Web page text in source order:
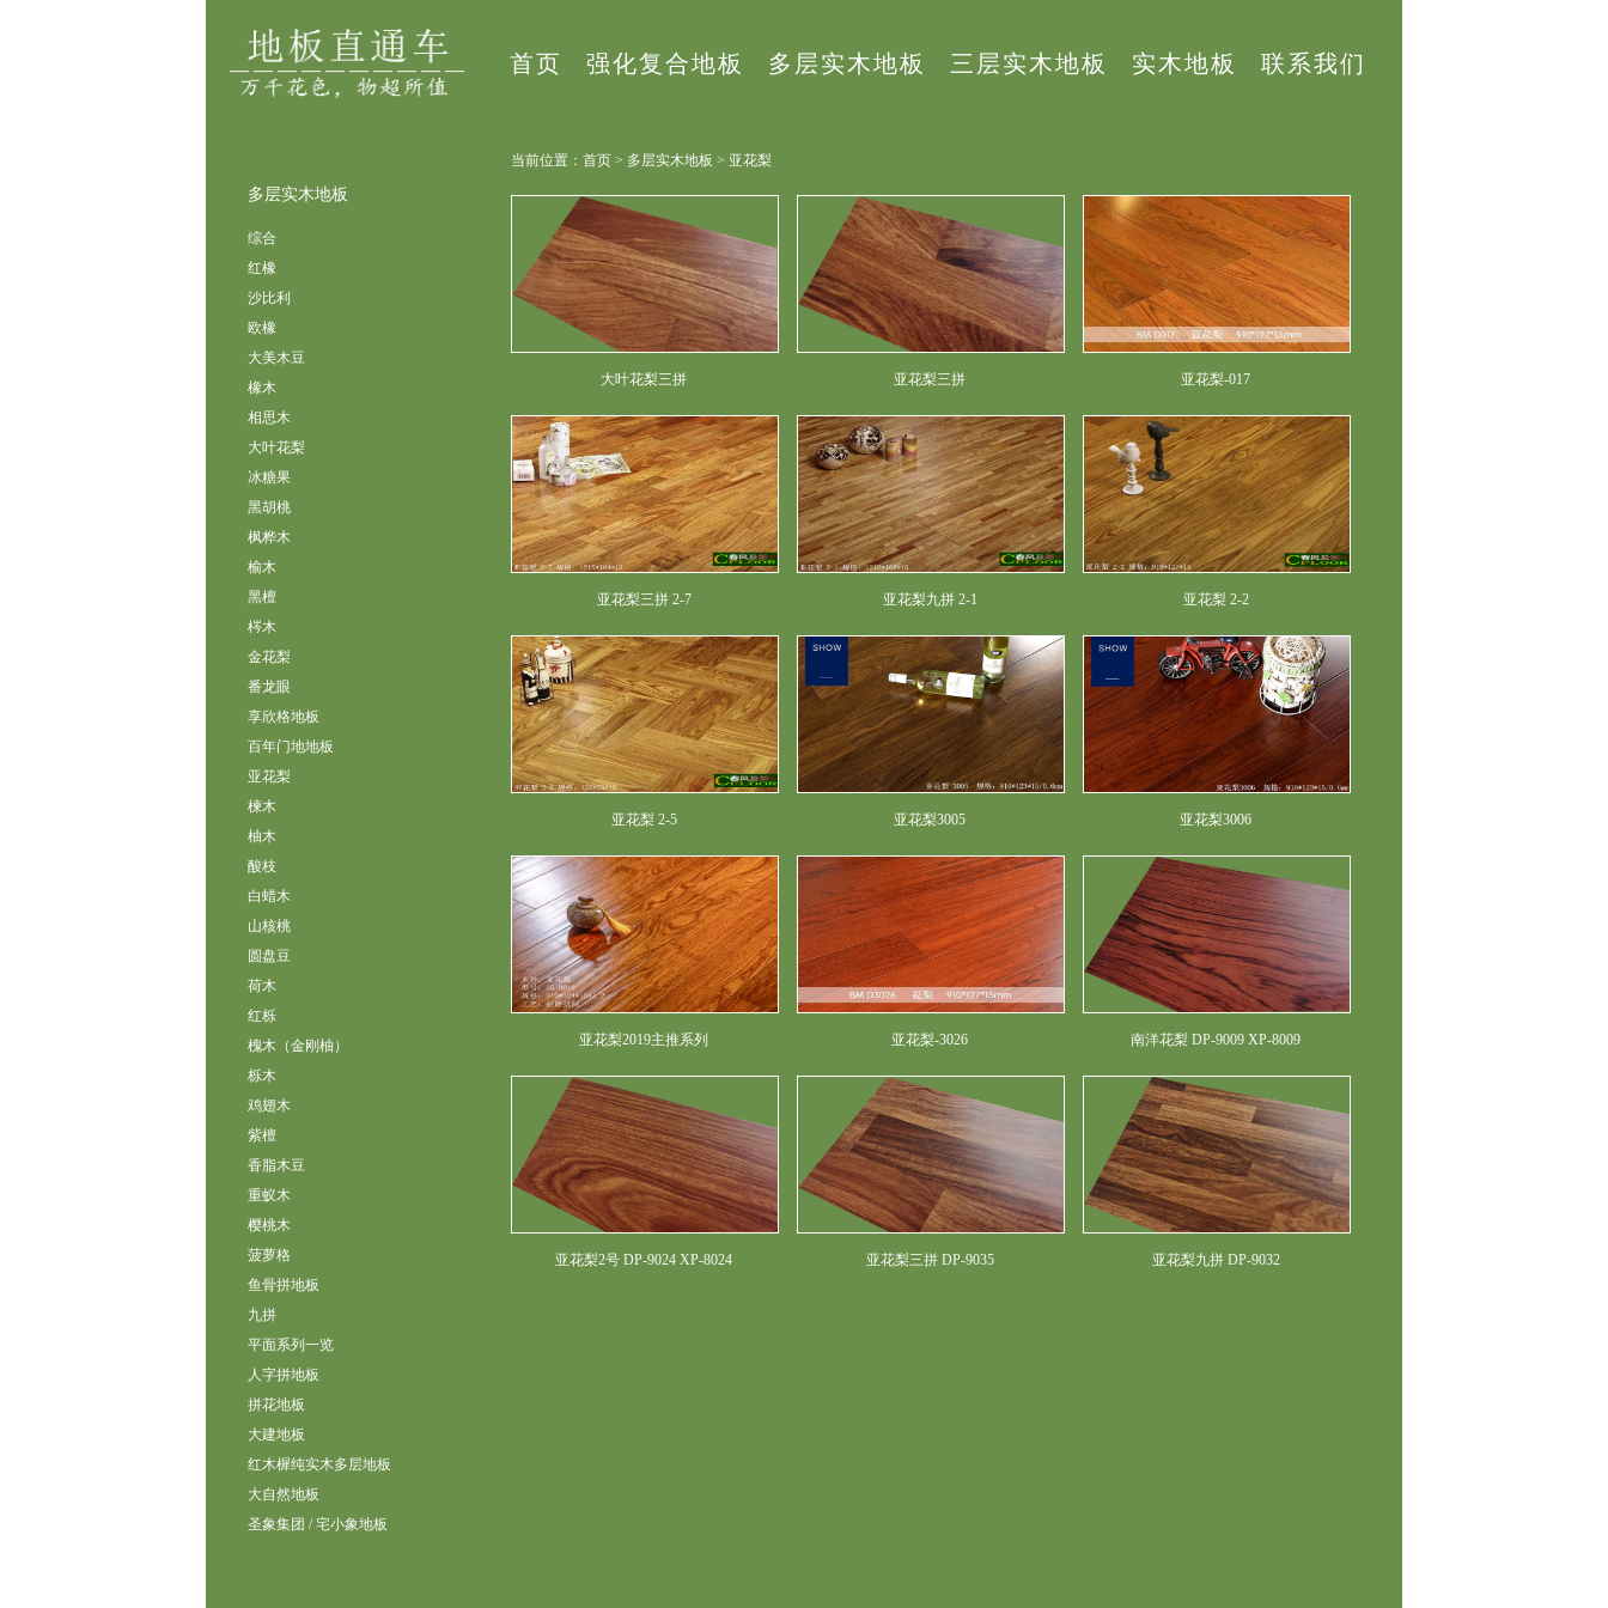
首页 强化复合地板 多层实木地板 三层实木地板 实木地板 联系我们
多层实木地板
综合
红橡
沙比利
欧橡
大美木豆
橡木
相思木
大叶花梨
冰糖果
黑胡桃
枫桦木
榆木
黑檀
梣木
金花梨
番龙眼
享欣格地板
百年门地地板
亚花梨
楝木
柚木
酸枝
白蜡木
山核桃
圆盘豆
荷木
红栎
槐木（金刚柚）
栎木
鸡翅木
紫檀
香脂木豆
重蚁木
樱桃木
菠萝格
鱼骨拼地板
九拼
平面系列一览
人字拼地板
拼花地板
大建地板
红木樨纯实木多层地板
大自然地板
圣象集团 / 宅小象地板
当前位置：首页 > 多层实木地板 > 亚花梨
大叶花梨三拼 亚花梨三拼 亚花梨-017
亚花梨三拼 2-7 亚花梨九拼 2-1 亚花梨 2-2
亚花梨 2-5 亚花梨3005 亚花梨3006
亚花梨2019主推系列 亚花梨-3026 南洋花梨 DP-9009 XP-8009
亚花梨2号 DP-9024 XP-8024 亚花梨三拼 DP-9035 亚花梨九拼 DP-9032